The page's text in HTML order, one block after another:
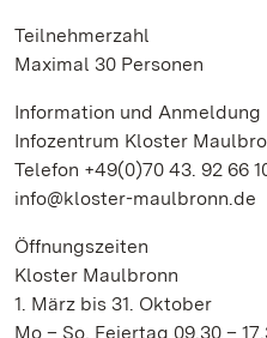
Teilnehmerzahl
Maximal 30 Personen
Information und Anmeldung
Infozentrum Kloster
Telefon +49(0)70 43. 92 66
info@kloster-maulbronn.de
Öffnungszeiten
Kloster Maulbronn
1. März bis 31. Oktober
Mo – So, Feiertag 09.30 –